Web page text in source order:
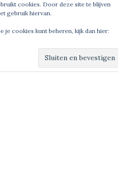
cookies. Door deze site te blijven
gebruik hiervan.
je cookies kunt beheren, kijk dan hier: